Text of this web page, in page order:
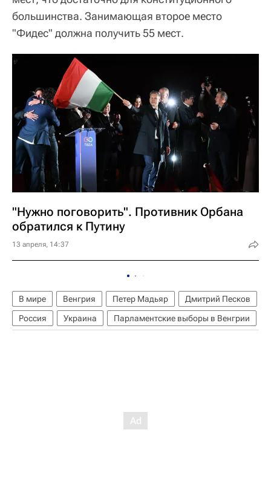
большинства. Занимающая второе место
"Фидес" должна получить 55 мест.
"Нужно поговорить". Противник Орбана
обратился к Путину
13 апреля, 14:37
В мире Венгрия Петер Мадьяр
Дмитрий Песков
Россия
Украина Парламентские выборы в Венгрии